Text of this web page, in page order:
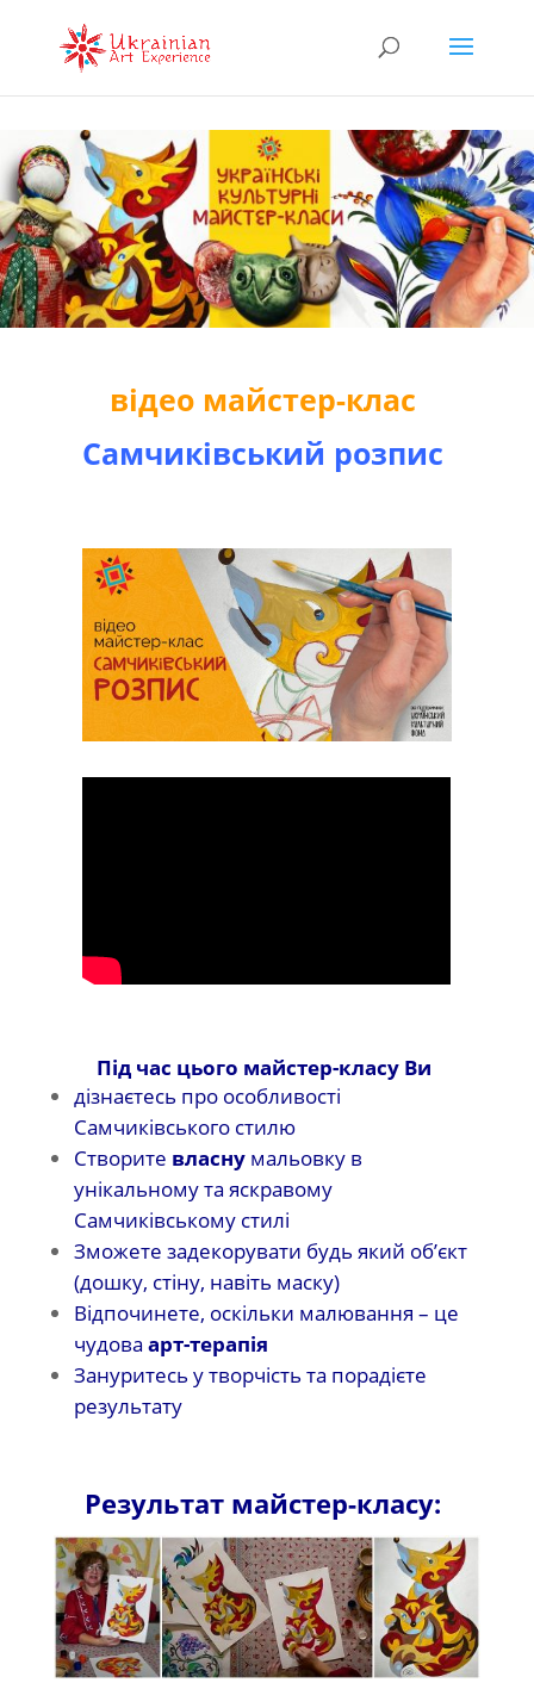
відео майстер-клас
Самчиківський розпис
Під час цього майстер-класу Ви
дізнаєтесь про особливості
Самчиківського стилю
Створите власну мальовку в
унікальному та яскравому
Самчиківському стилі
Зможете задекорувати будь який об’єкт
(дошку, стіну, навіть маску)
Відпочинете, оскільки малювання – це
чудова арт-терапія
Зануритесь у творчість та порадієте
результату
Результат майстер-класу: